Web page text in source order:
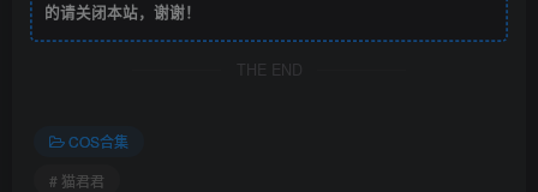
的请关闭本站，谢谢！
THE END
COS合集
# 猫君君